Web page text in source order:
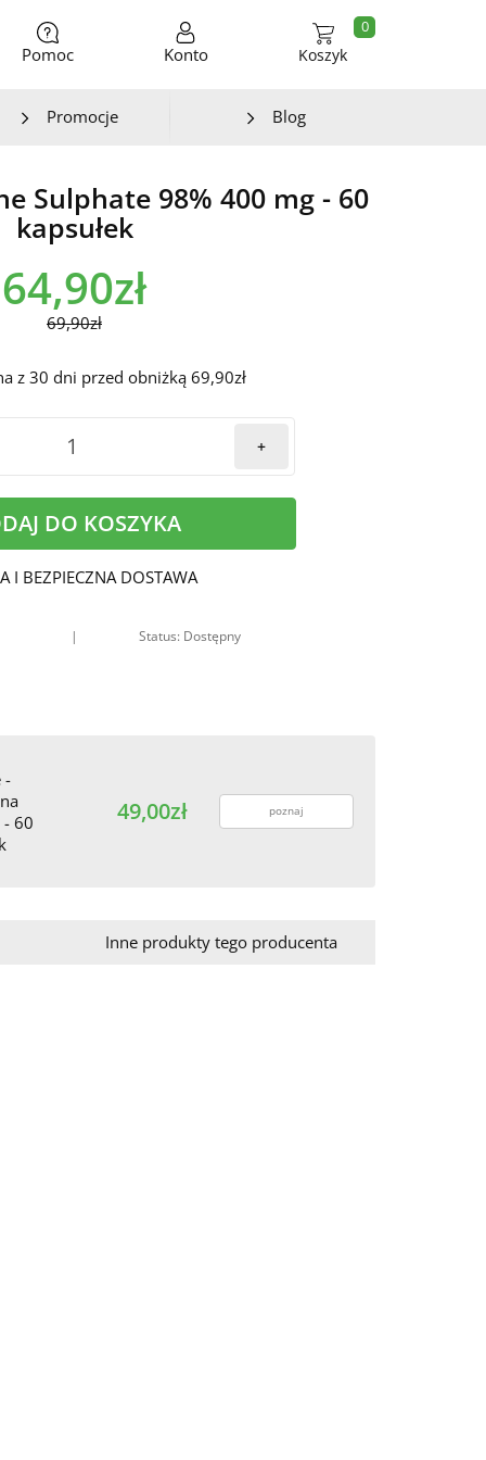
Pomoc Konto Koszyk
0
Promocje Blog
Sulphate 98% 400 mg - 60
kapsułek
64,90zł
69,90zł
z 30 dni przed obniżką 69,90zł
+
DO KOSZYKA
I BEZPIECZNA DOSTAWA
| Status: Dostępny
-
- 60
49,00zł poznaj
Inne produkty tego producenta